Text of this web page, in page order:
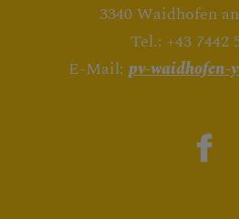
3340 Waidhofen
Tel.: +43 7442
E-Mail: pv-waidhofen-